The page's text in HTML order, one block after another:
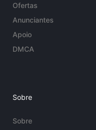
Ofertas
Anunciantes
Apoio
DMCA
Sobre
Sobre